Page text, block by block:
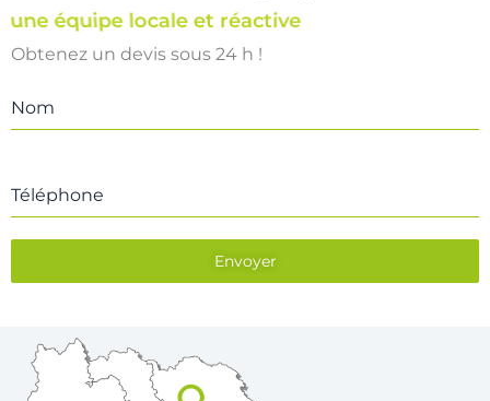
une équipe locale et réactive
Obtenez un devis sous 24 h !
Nom
Téléphone
Envoyer